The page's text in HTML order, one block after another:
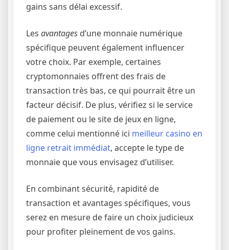
gains sans délai excessif.
Les avantages d’une monnaie numérique
spécifique peuvent également influencer
votre choix. Par exemple, certaines
cryptomonnaies offrent des frais de
transaction très bas, ce qui pourrait être un
facteur décisif. De plus, vérifiez si le service
de paiement ou le site de jeux en ligne,
comme celui mentionné ici meilleur casino en
ligne retrait immédiat, accepte le type de
monnaie que vous envisagez d’utiliser.
En combinant sécurité, rapidité de
transaction et avantages spécifiques, vous
serez en mesure de faire un choix judicieux
pour profiter pleinement de vos gains.